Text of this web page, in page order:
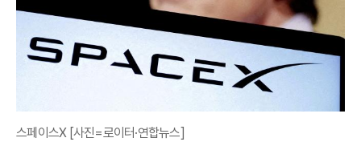
스페이스X [사진=로이터·연합뉴스]